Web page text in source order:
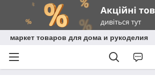
маркет товаров для дома и рукоделия